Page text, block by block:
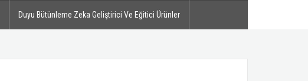
Duyu Bütünleme Zeka Geliştirici Ve Eğitici Ürünler